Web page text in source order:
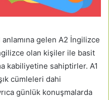
gelen A2 İngilizce
olan kişiler ile basit
kabiliyetine sahiptirler. A1
cümleleri dahi
günlük konuşmalarda